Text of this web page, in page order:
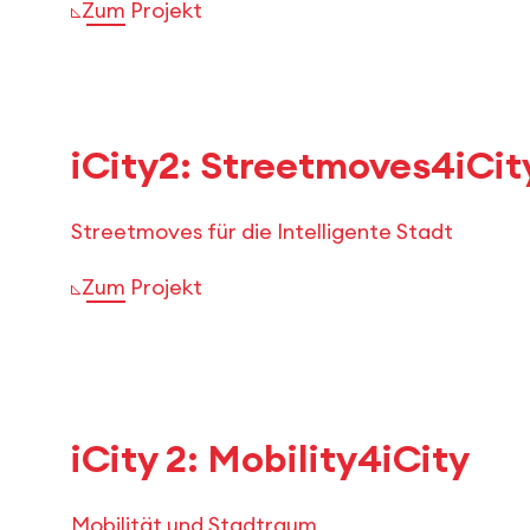
Zum Projekt
iCity2:
Streetmoves für die Intelligente Stadt
Zum Projekt
iCity 2: Mobility4iCity